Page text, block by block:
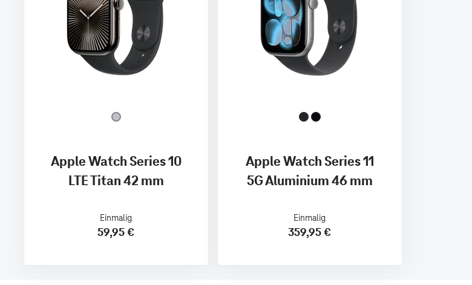
Apple Watch Series 10
LTE Titan 42 mm
Einmalig
59,95 €
Apple Watch Series 11
5G Aluminium 46 mm
Einmalig
359,95 €